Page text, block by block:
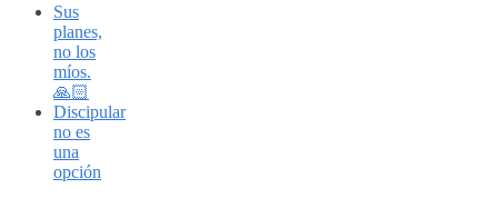
Sus
planes,
no los
míos.
🙏🏻
Discipular
no es
una
opción